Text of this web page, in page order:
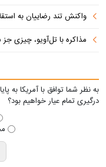
واکنش تند رضاییان به
مذاکره با تل‌آویو، چیزی جز
به نظر شما توافق با آمریکا به
درگیری تمام عیار خواهیم بود؟